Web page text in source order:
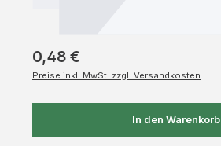
0,48 €
Preise inkl. MwSt. zzgl. Versandkosten
In den Warenkorb